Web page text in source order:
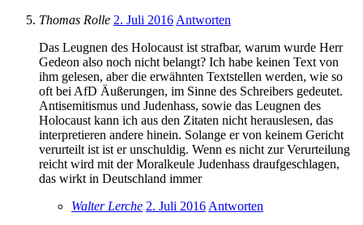
Thomas Rolle 2. Juli 2016 Antworten
Das Leugnen des Holocaust ist strafbar, warum wurde Herr
Gedeon also noch nicht belangt? Ich habe keinen Text von
ihm gelesen, aber die erwähnten Textstellen werden, wie so
oft bei AfD Äußerungen, im Sinne des Schreibers gedeutet.
Antisemitismus und Judenhass, sowie das Leugnen des
Holocaust kann ich aus den Zitaten nicht herauslesen, das
interpretieren andere hinein. Solange er von keinem Gericht
verurteilt ist ist er unschuldig. Wenn es nicht zur Verurteilung
reicht wird mit der Moralkeule Judenhass draufgeschlagen,
das wirkt in Deutschland immer
Walter Lerche 2. Juli 2016 Antworten